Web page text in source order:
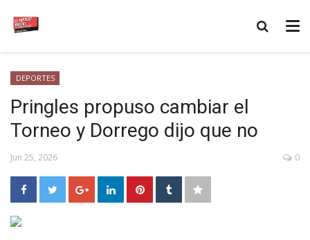
DEPORTES
Pringles propuso cambiar el
Torneo y Dorrego dijo que no
Jun 25, 2026 0